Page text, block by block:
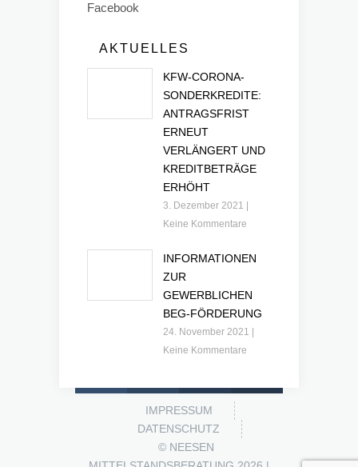
Facebook
AKTUELLES
KFW-CORONA-
SONDERKREDITE:
ANTRAGSFRIST
ERNEUT
VERLÄNGERT UND
KREDITBETRÄGE
ERHÖHT
3. Dezember 2021
Keine Kommentare
INFORMATIONEN
ZUR
GEWERBLICHEN
BEG-FÖRDERUNG
24. November 2021
Keine Kommentare
IMPRESSUM
DATENSCHUTZ
© NEESEN